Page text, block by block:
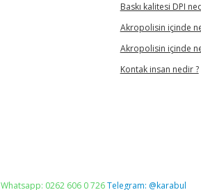
Baskı kalitesi DPI
Akropolisin içinde
Akropolisin içinde
Kontak insan nedir ?
Whatsapp: 0262 606 0 726Telegram: @karabul